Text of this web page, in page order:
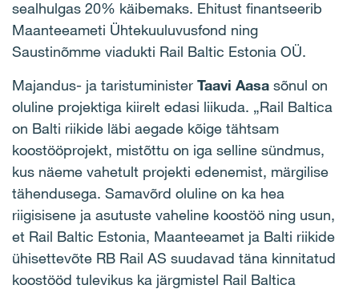
sealhulgas 20% käibemaks. Ehitust finantseerib
Maanteeameti Ühtekuuluvusfond ning
Saustinõmme viadukti Rail Baltic Estonia OÜ.
Majandus- ja taristuminister Taavi Aasa sõnul on
oluline projektiga kiirelt edasi liikuda. „Rail Baltica
on Balti riikide läbi aegade kõige tähtsam
koostööprojekt, mistõttu on iga selline sündmus,
kus näeme vahetult projekti edenemist, märgilise
tähendusega. Samavõrd oluline on ka hea
riigisisene ja asutuste vaheline koostöö ning usun,
et Rail Baltic Estonia, Maanteeamet ja Balti riikide
ühisettevõte RB Rail AS suudavad täna kinnitatud
koostööd tulevikus ka järgmistel Rail Baltica